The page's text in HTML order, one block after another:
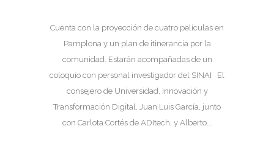
Cuenta con la proyección de cuatro películas en
Pamplona y un plan de itinerancia por la
comunidad. Estarán acompañadas de un
coloquio con personal investigador del SINAI El
consejero de Universidad, Innovación y
Transformación Digital, Juan Luis García, junto
con Carlota Cortés de ADItech, y Alberto...